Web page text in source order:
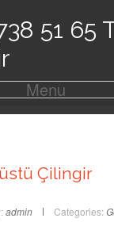
51 65
Menu
Çilingir
admin Categories: